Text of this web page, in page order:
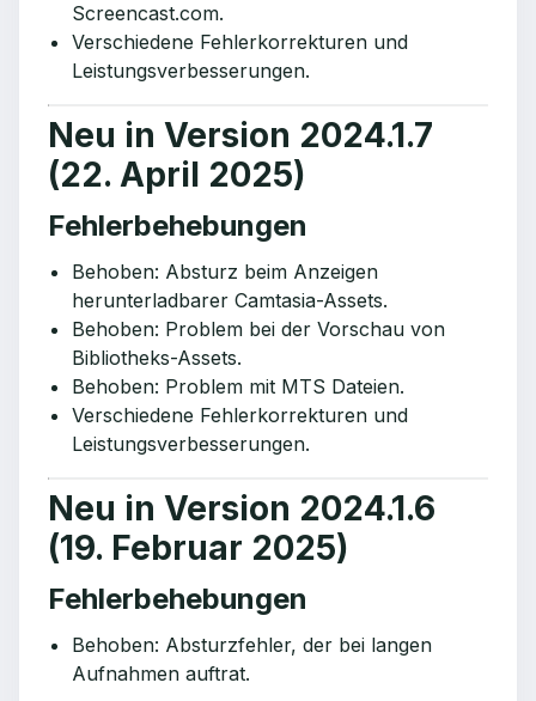
Screencast.com.
Verschiedene Fehlerkorrekturen und
Leistungsverbesserungen.
Neu in Version 2024.1.7
(22. April 2025)
Fehlerbehebungen
Behoben: Absturz beim Anzeigen
herunterladbarer Camtasia-Assets.
Behoben: Problem bei der Vorschau von
Bibliotheks-Assets.
Behoben: Problem mit MTS Dateien.
Verschiedene Fehlerkorrekturen und
Leistungsverbesserungen.
Neu in Version 2024.1.6
(19. Februar 2025)
Fehlerbehebungen
Behoben: Absturzfehler, der bei langen
Aufnahmen auftrat.